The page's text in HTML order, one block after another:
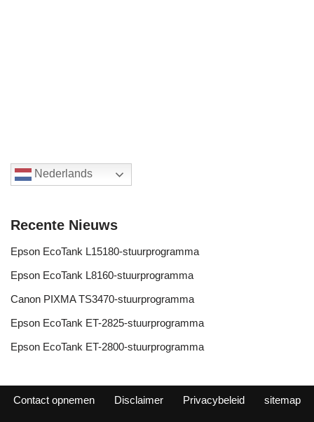
Nederlands
Recente Nieuws
Epson EcoTank L15180-stuurprogramma
Epson EcoTank L8160-stuurprogramma
Canon PIXMA TS3470-stuurprogramma
Epson EcoTank ET-2825-stuurprogramma
Epson EcoTank ET-2800-stuurprogramma
Contact opnemen Disclaimer Privacybeleid sitemap